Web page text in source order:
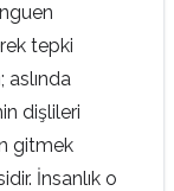
tepki
aslında
dişlileri
gitmek
İnsanlık o